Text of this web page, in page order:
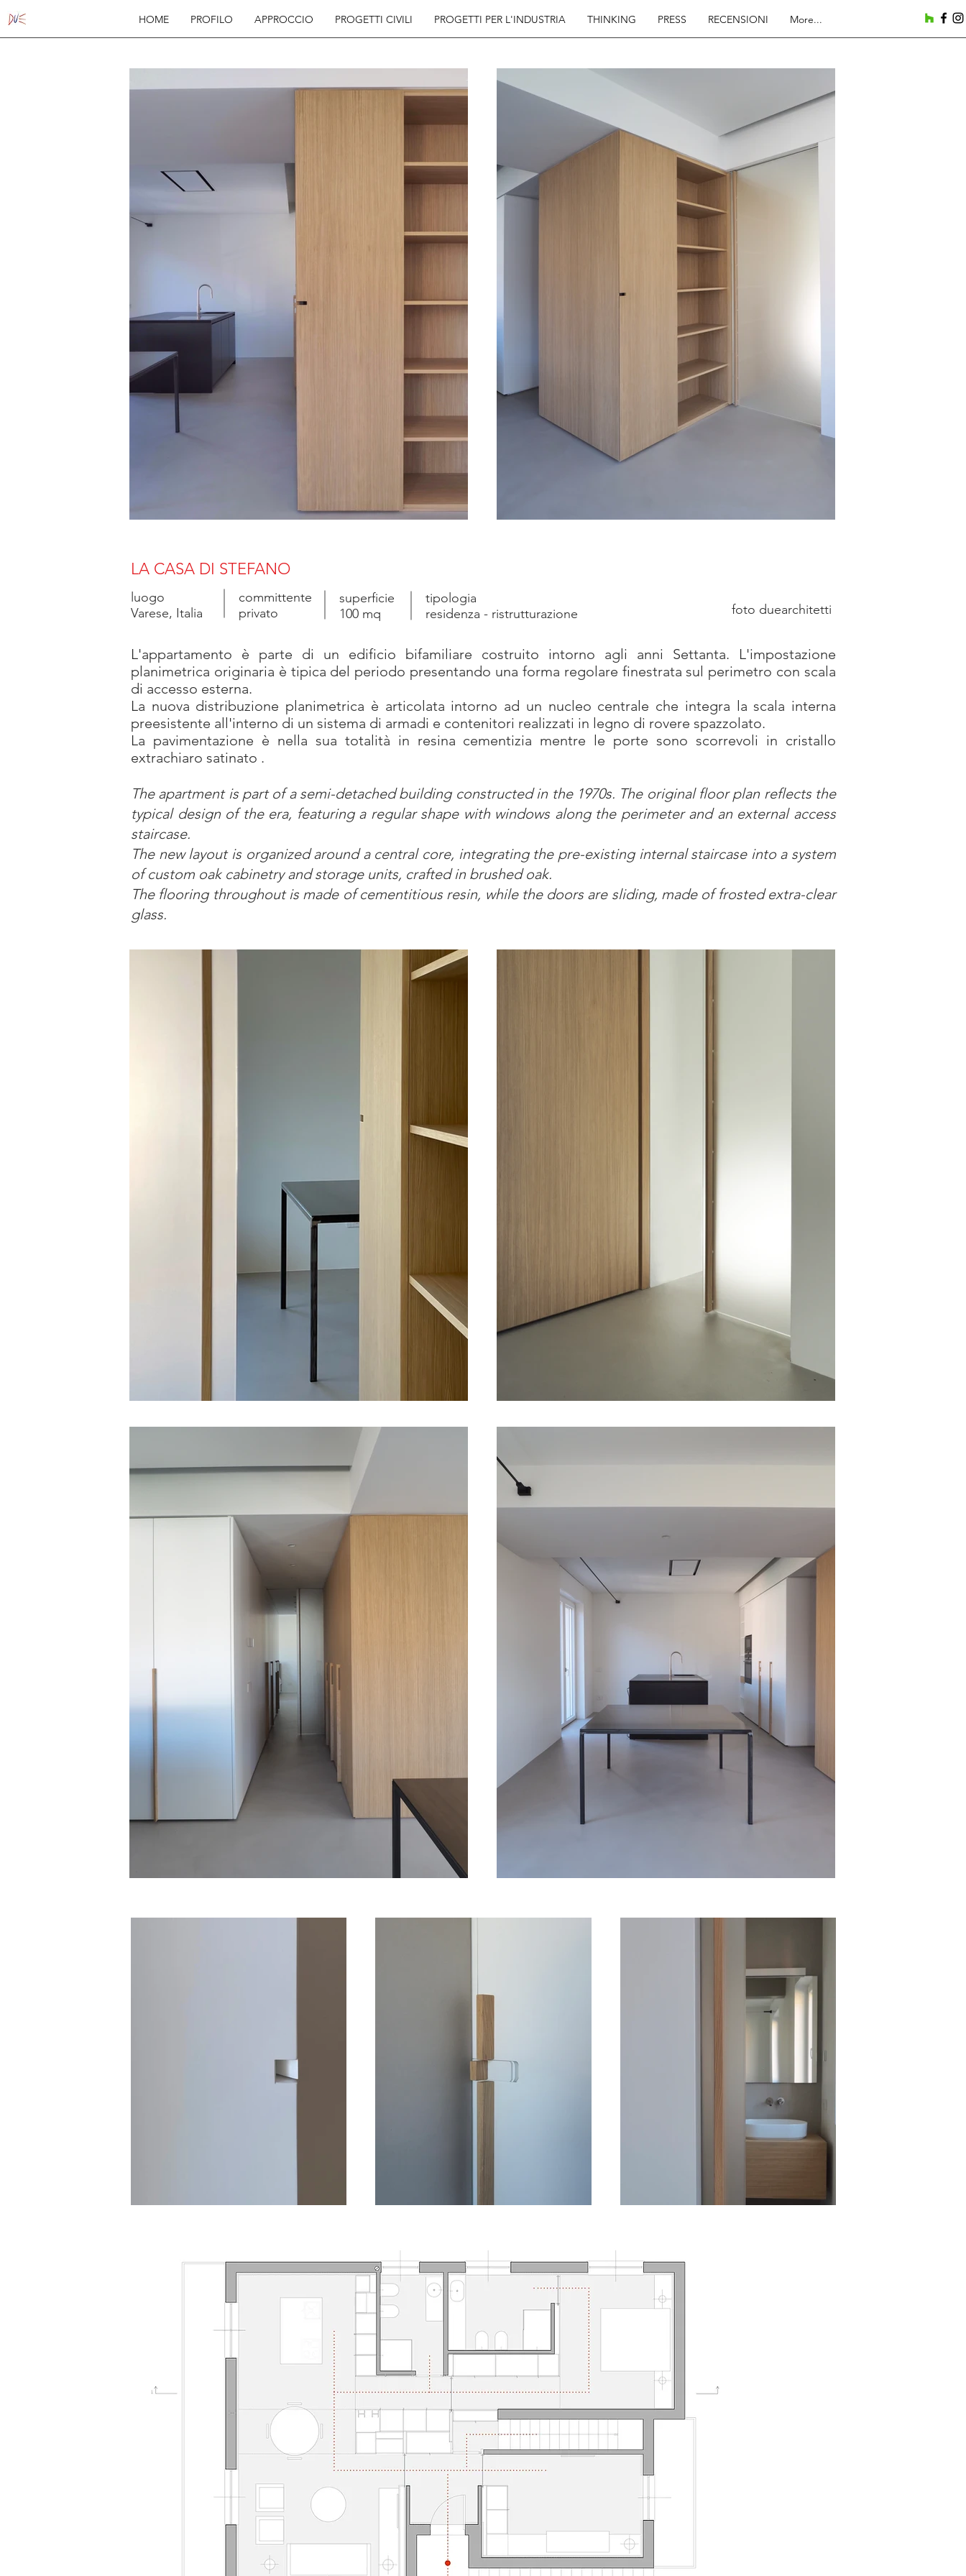
HOME PROFILO APPROCCIO PROGETTI CIVILI PROGETTI PER L'INDUSTRIA THINKING PRESS RECENSIONI More...
LA CASA DI STEFANO
luogo
Varese, Italia
committente
privato
superficie
100 mq
tipologia
residenza - ristrutturazione
foto duearchitetti
L'appartamento è parte di un edificio bifamiliare costruito intorno agli anni Settanta. L'impostazione
planimetrica originaria è tipica del periodo presentando una forma regolare finestrata sul perimetro con scala
di accesso esterna.
La nuova distribuzione planimetrica è articolata intorno ad un nucleo centrale che integra la scala interna
preesistente all'interno di un sistema di armadi e contenitori realizzati in legno di rovere spazzolato.
La pavimentazione è nella sua totalità in resina cementizia mentre le porte sono scorrevoli in cristallo
extrachiaro satinato .
The apartment is part of a semi-detached building constructed in the 1970s. The original floor plan reflects the
typical design of the era, featuring a regular shape with windows along the perimeter and an external access
staircase.
The new layout is organized around a central core, integrating the pre-existing internal staircase into a system
of custom oak cabinetry and storage units, crafted in brushed oak.
The flooring throughout is made of cementitious resin, while the doors are sliding, made of frosted extra-clear
glass.